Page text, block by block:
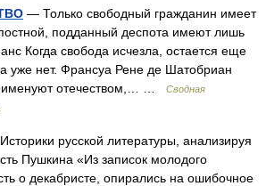
— Только свободный гражданин имеет
подданный деспота имеют лишь
Когда свобода исчезла, остается еще
уже нет. Франсуа Рене де Шатобриан
именуют отечеством,… …
Сводная
русской литературы, анализируя
Пушкина «Из записок молодого
о декабристе, опирались на ошибочное